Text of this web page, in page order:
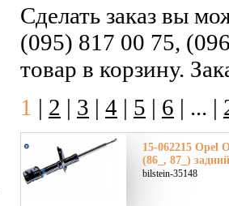
Сделать заказ вы
(095) 817 00 75,
товар в корзину.
1 | 2 | 3 | 4 | 5 | 6 | ... |
15-062215 Opel
(86_, 87_)
bilstein-35148